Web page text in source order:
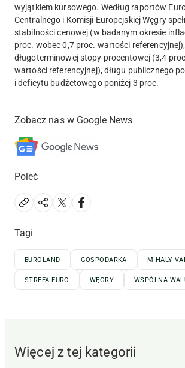
wyjątkiem kursowego. Według raportów
Centralnego i Komisji Europejskiej Węgry
stabilności cenowej (w badanym okresie
proc. wobec 0,7 proc. wartości
długoterminowej stopy procentowej (3,4
wartości referencyjnej), długu publicznego
i deficytu budżetowego poniżej 3 proc.
Zobacz nas w Google News
Poleć
Tagi
EUROLAND GOSPODARKA MIHALY
STREFA EURO WĘGRY WSPÓLNA
Więcej z tej kategorii